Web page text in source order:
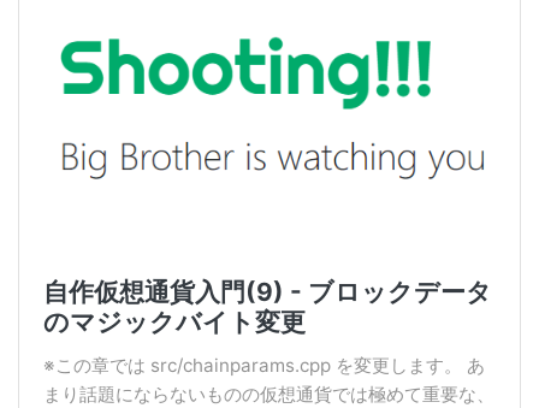
自作仮想通貨入門(9) - ブロックデータ
のマジックバイト変更
※この章では src/chainparams.cpp を変更します。 あ
まり話題にならないものの仮想通貨では極めて重要な、